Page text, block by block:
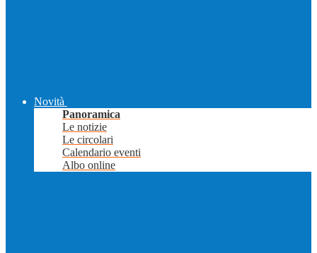
Novità
Panoramica
Le notizie
Le circolari
Calendario eventi
Albo online